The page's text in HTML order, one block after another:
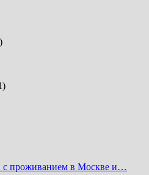
с проживанием в Москве и…